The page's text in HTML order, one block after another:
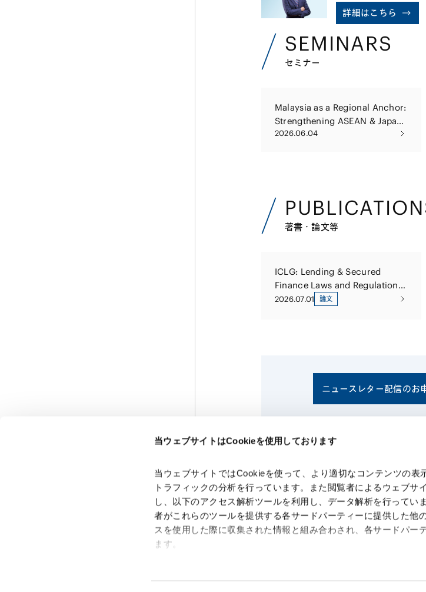
当ウェブサイトはCookieを使用しております
当ウェブサイトではCookieを使って、より適切なコンテンツの表
トラフィックの分析を行っています。また閲覧者によるウェブサ
し、以下のアクセス解析ツールを利用し、データ解析を行ってい
者がこれらのツールを提供する各サードパーティーに提供した他
スを使用した際に収集された情報と組み合わされ、各サードパー
ます。
詳細はこちら
SEMINARS
セミナー
Malaysia as a Regional Anchor:
Strengthening ASEAN & Japan
Collaboration In Energy and
2026.06.04
著書・論文等
ICLG: Lending & Secured
Finance Laws and Regulations
Japan 2026
2026.07.01 論文
ニュースレター配信のお